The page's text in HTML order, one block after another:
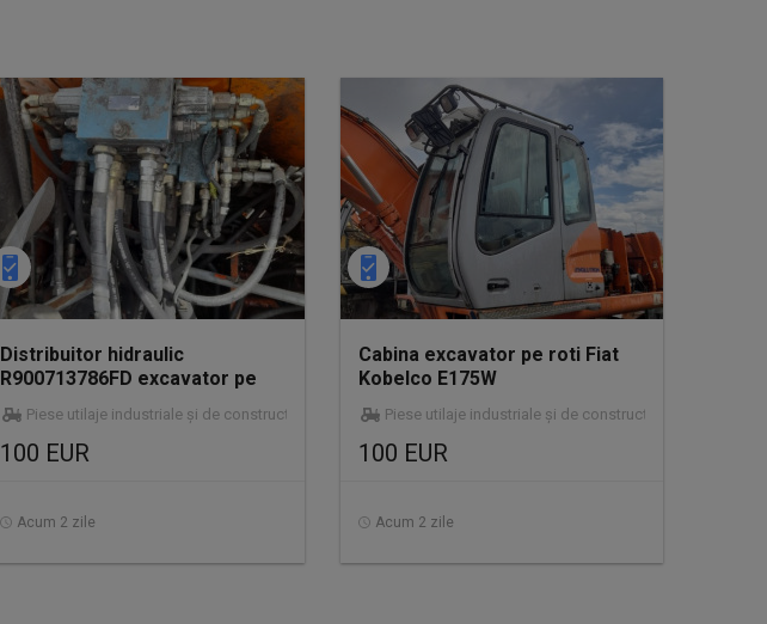
Distribuitor hidraulic
R900713786FD excavator pe
roti Fiat Kobelco E175W
Piese utilaje industriale și de construcții
100 EUR
Acum 2 zile
Cabina excavator pe roti Fiat
Kobelco E175W
Piese utilaje industriale și de construcții
100 EUR
Acum 2 zile